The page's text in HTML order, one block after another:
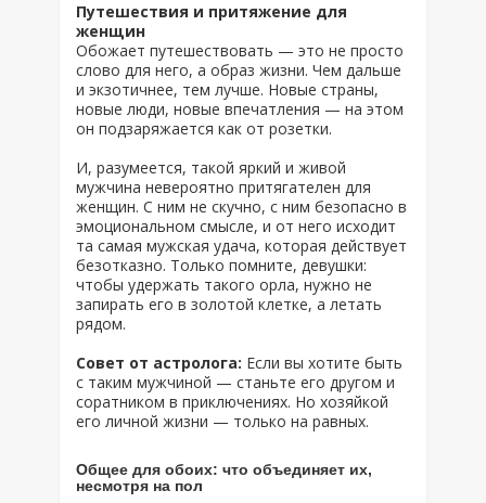
Путешествия и притяжение для
женщин
Обожает путешествовать — это не просто
слово для него, а образ жизни. Чем дальше
и экзотичнее, тем лучше. Новые страны,
новые люди, новые впечатления — на этом
он подзаряжается как от розетки.
И, разумеется, такой яркий и живой
мужчина невероятно притягателен для
женщин. С ним не скучно, с ним безопасно в
эмоциональном смысле, и от него исходит
та самая мужская удача, которая действует
безотказно. Только помните, девушки:
чтобы удержать такого орла, нужно не
запирать его в золотой клетке, а летать
рядом.
Совет от астролога: Если вы хотите быть
с таким мужчиной — станьте его другом и
соратником в приключениях. Но хозяйкой
его личной жизни — только на равных.
Общее для обоих: что объединяет их,
несмотря на пол